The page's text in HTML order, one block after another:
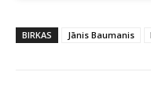
BIRKAS Jānis Baumanis